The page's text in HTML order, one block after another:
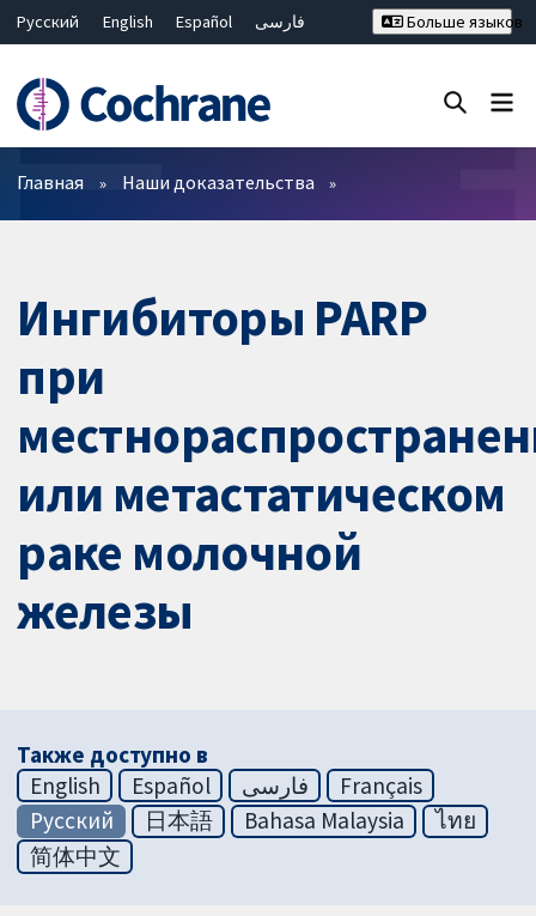
Русский English Español
فارسی
Bahasa Malaysia
ไทย
繁體中文
简体中文
Больше языков
Фильтры
Главная Наши доказательства
Ингибиторы PARP
при
или метастатическом
раке молочной
железы
Также доступно в
English
Español فارسی
Français
Русский
日本語 Bahasa Malaysia
ไทย
简体中文